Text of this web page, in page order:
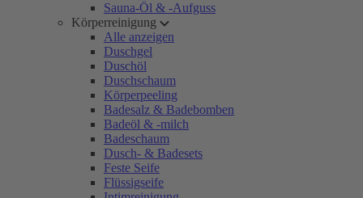
Sauna-Öl & -Aufguss
Körperreinigung
Alle anzeigen
Duschgel
Duschöl
Duschschaum
Körperpeeling
Badesalz & Badebomben
Badeöl & -milch
Badeschaum
Dusch- & Badesets
Feste Seife
Flüssigseife